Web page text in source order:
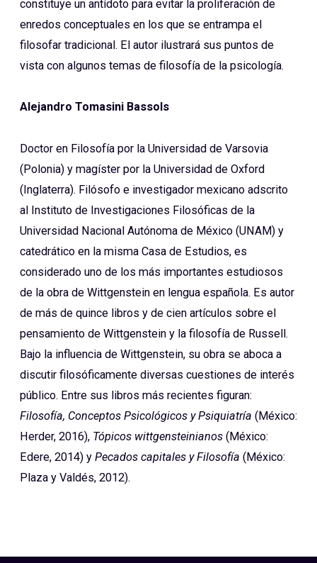
constituye un antídoto para evitar la proliferación de
enredos conceptuales en los que se entrampa el
filosofar tradicional. El autor ilustrará sus puntos de
vista con algunos temas de filosofía de la psicología.
Alejandro Tomasini Bassols
Doctor en Filosofía por la Universidad de Varsovia
(Polonia) y magíster por la Universidad de Oxford
(Inglaterra). Filósofo e investigador mexicano adscrito
al Instituto de Investigaciones Filosóficas de la
Universidad Nacional Autónoma de México (UNAM) y
catedrático en la misma Casa de Estudios, es
considerado uno de los más importantes estudiosos
de la obra de Wittgenstein en lengua española. Es autor
de más de quince libros y de cien artículos sobre el
pensamiento de Wittgenstein y la filosofía de Russell.
Bajo la influencia de Wittgenstein, su obra se aboca a
discutir filosóficamente diversas cuestiones de interés
público. Entre sus libros más recientes figuran:
Filosofía, Conceptos Psicológicos y Psiquiatría (México:
Herder, 2016), Tópicos wittgensteinianos (México:
Edere, 2014) y Pecados capitales y Filosofía (México:
Plaza y Valdés, 2012).